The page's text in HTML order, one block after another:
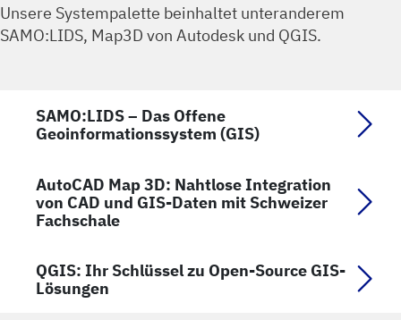
Unsere Systempalette beinhaltet unteranderem
SAMO:LIDS, Map3D von Autodesk und QGIS.
SAMO:LIDS – Das Offene
Geoinformationssystem (GIS)
AutoCAD Map 3D: Nahtlose Integration
von CAD und GIS-Daten mit Schweizer
Fachschale
QGIS: Ihr Schlüssel zu Open-Source GIS-
Lösungen